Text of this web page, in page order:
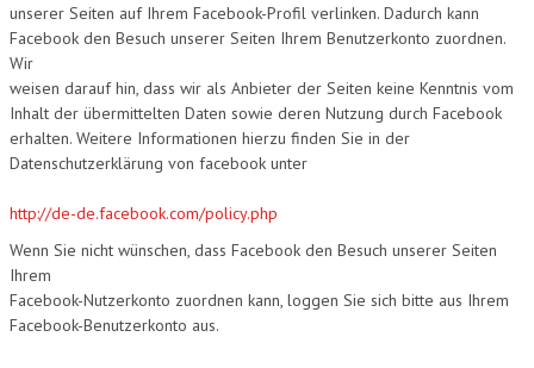
unserer Seiten auf Ihrem Facebook-Profil verlinken. Dadurch kann
Facebook den Besuch unserer Seiten Ihrem Benutzerkonto zuordnen.
Wir
weisen darauf hin, dass wir als Anbieter der Seiten keine Kenntnis vom
Inhalt der übermittelten Daten sowie deren Nutzung durch Facebook
erhalten. Weitere Informationen hierzu finden Sie in der
Datenschutzerklärung von facebook unter
http://de-de.facebook.com/policy.php
Wenn Sie nicht wünschen, dass Facebook den Besuch unserer Seiten
Ihrem
Facebook-Nutzerkonto zuordnen kann, loggen Sie sich bitte aus Ihrem
Facebook-Benutzerkonto aus.